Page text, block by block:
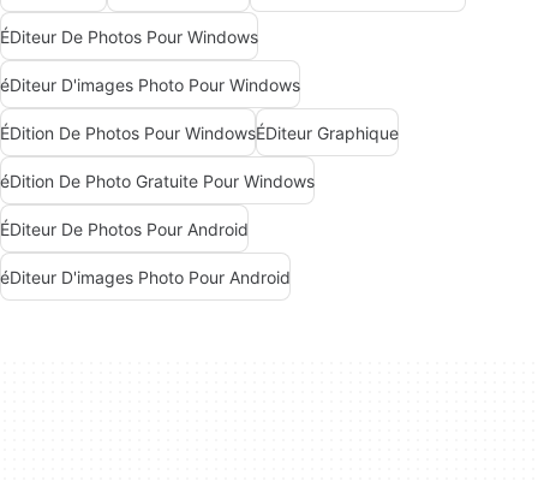
ÉDiteur De Photos Pour Windows
éDiteur D'images Photo Pour Windows
ÉDition De Photos Pour WindowsÉDiteur Graphique
éDition De Photo Gratuite Pour Windows
ÉDiteur De Photos Pour Android
éDiteur D'images Photo Pour Android